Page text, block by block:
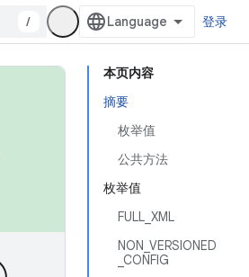
/ 登录
本页内容
摘要
枚举值
公共方法
枚举值
FULL_XML
NON_VERSIONED
_CONFIG